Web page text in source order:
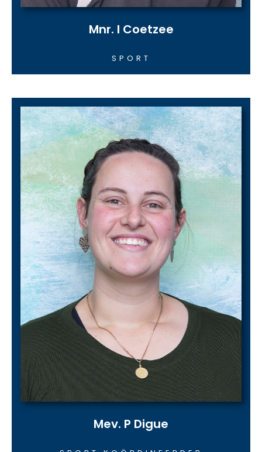
Mnr. I Coetzee
SPORT
Mev. P Digue